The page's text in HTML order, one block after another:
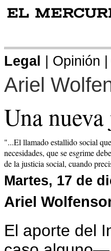
.
Legal | Opinión |
Ariel
Una
"...El llamado estallido social
necesidades, que se esgrime
de la justicia social, cuando
Martes, 17 de
Ariel
El aporte del